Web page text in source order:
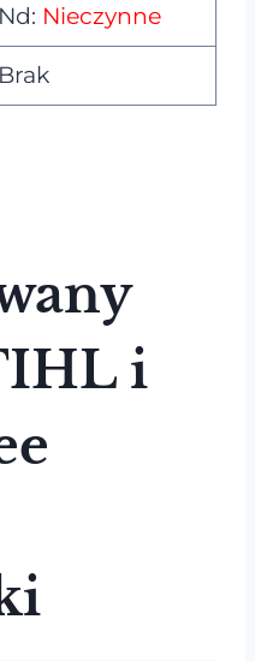
Nd: Nieczynne
Brak
i